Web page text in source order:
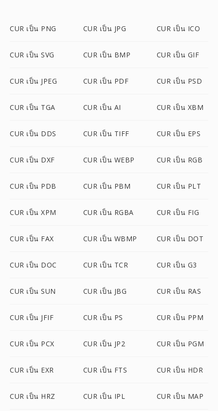
CUR เป็น PNG CUR เป็น JPG CUR เป็น ICO
CUR เป็น SVG CUR เป็น BMP CUR เป็น GIF
CUR เป็น JPEG CUR เป็น PDF CUR เป็น PSD
CUR เป็น TGA CUR เป็น AI CUR เป็น XBM
CUR เป็น DDS CUR เป็น TIFF CUR เป็น EPS
CUR เป็น DXF CUR เป็น WEBP CUR เป็น RGB
CUR เป็น PDB CUR เป็น PBM CUR เป็น PLT
CUR เป็น XPM CUR เป็น RGBA CUR เป็น FIG
CUR เป็น FAX CUR เป็น WBMP CUR เป็น DOT
CUR เป็น DOC CUR เป็น TCR CUR เป็น G3
CUR เป็น SUN CUR เป็น JBG CUR เป็น RAS
CUR เป็น JFIF CUR เป็น PS CUR เป็น PPM
CUR เป็น PCX CUR เป็น JP2 CUR เป็น PGM
CUR เป็น EXR CUR เป็น FTS CUR เป็น HDR
CUR เป็น HRZ CUR เป็น IPL CUR เป็น MAP